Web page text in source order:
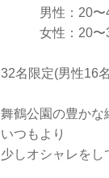
男性：20〜
女性：20〜
32名限定(男性16
舞鶴公園の豊か
いつもより
少しオシャレをし